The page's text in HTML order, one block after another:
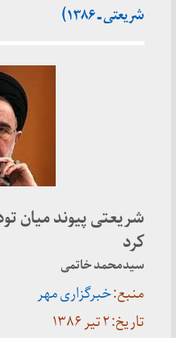
شریعتی ـ ۱۳۸۶)
شریعتی پیوند میان
کرد
سیدمحمد خاتمی
منبع:خبرگزاری مهر
تاریخ: ۲ تیر ۱۳۸۶